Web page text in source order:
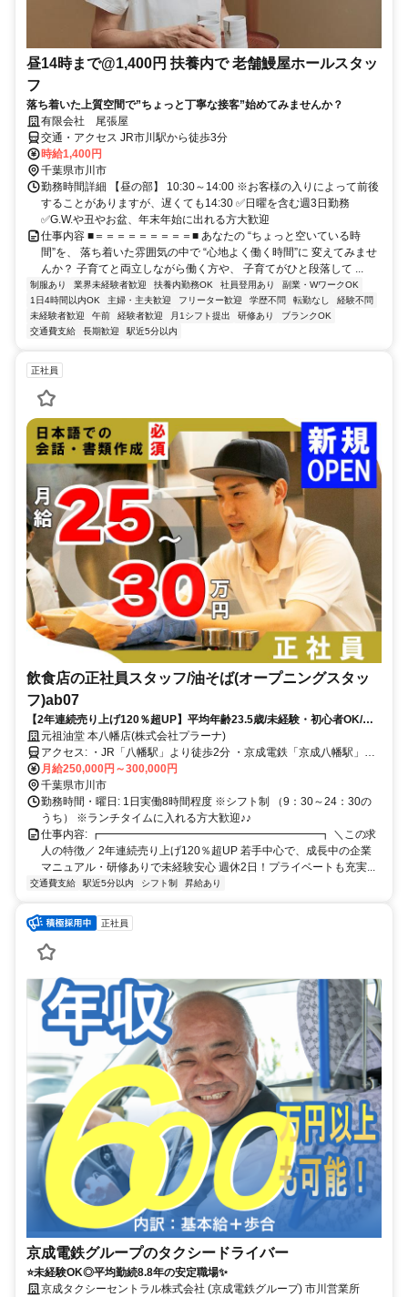
昼14時まで@1,400円 扶養内で 老舗鰻屋ホールスタッ
フ
落ち着いた上質空間で”ちょっと丁寧な接客”始めてみませんか？
有限会社 尾張屋
交通・アクセス JR市川駅から徒歩3分
時給1,400円
千葉県市川市
勤務時間詳細 【昼の部】 10:30～14:00 ※お客様の入りによって前後
することがありますが、遅くても14:30 ✅日曜を含む週3日勤務
✅G.W.や丑やお盆、年末年始に出れる方大歓迎
仕事内容 ■＝＝＝＝＝＝＝＝＝■ あなたの “ちょっと空いている時
間”を、 落ち着いた雰囲気の中で “心地よく働く時間”に 変えてみませ
んか？ 子育てと両立しながら働く方や、 子育てがひと段落して ...
制服あり 業界未経験者歓迎 扶養内勤務OK 社員登用あり
副業・WワークOK
1日4時間以内OK
主婦・主夫歓迎 フリーター歓迎 学歴不問 転勤なし
経験不問
未経験者歓迎
午前 経験者歓迎 月1シフト提出 研修あり
ブランクOK
交通費支給
長期歓迎 駅近5分以内
正社員
飲食店の正社員スタッフ/油そば(オープニングスタッ
フ)ab07
【2年連続売り上げ120％超UP】平均年齢23.5歳/未経験・初心者OK/他
業界の方も多数活躍中
元祖油堂 本八幡店(株式会社プラーナ)
アクセス: ・JR「八幡駅」より徒歩2分 ・京成電鉄「京成八幡駅」よ
り徒歩3分 ・駅チカ！
月給250,000円～300,000円
千葉県市川市
勤務時間・曜日: 1日実働8時間程度 ※シフト制 （9：30～24：30の
うち） ※ランチタイムに入れる方大歓迎♪♪
仕事内容: ┏━━━━━━━━━━━━━━━━━━━━┓ ＼この求
人の特徴／ 2年連続売り上げ120％超UP 若手中心で、成長中の企業
マニュアル・研修ありで未経験安心 週休2日！プライベートも充実...
交通費支給 駅近5分以内 シフト制 昇給あり
正社員
京成電鉄グループのタクシードライバー
⭐未経験OK◎平均勤続8.8年の安定職場✨
京成タクシーセントラル株式会社 (京成電鉄グループ) 市川営業所